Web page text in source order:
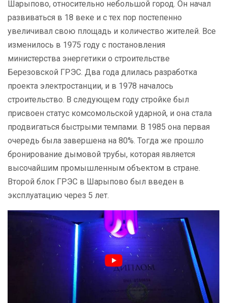
Шарыпово, относительно небольшой город. Он начал
развиваться в 18 веке и с тех пор постепенно
увеличивал свою площадь и количество жителей. Все
изменилось в 1975 году с постановления
министерства энергетики о строительстве
Березовской ГРЭС. Два года длилась разработка
проекта электростанции, и в 1978 началось
строительство. В следующем году стройке был
присвоен статус комсомольской ударной, и она стала
продвигаться быстрыми темпами. В 1985 она первая
очередь была завершена на 80%. Тогда же прошло
бронирование дымовой трубы, которая является
высочайшим промышленным объектом в стране.
Второй блок ГРЭС в Шарыпово был введен в
эксплуатацию через 5 лет.